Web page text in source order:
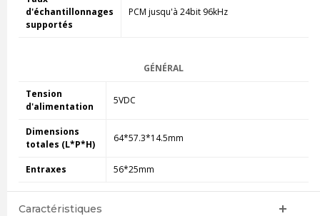
d'échantillonnages
supportés
PCM jusqu'à 24bit 96kHz
GÉNÉRAL
Tension
d'alimentation
5VDC
Dimensions
totales (L*P*H)
64*57.3*14.5mm
Entraxes 56*25mm
Caractéristiques